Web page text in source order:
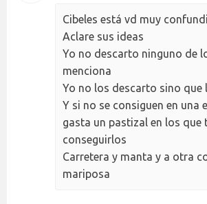
Cibeles está vd muy
Aclare sus ideas
Yo no descarto ninguno de
menciona
Yo no los descarto sino que
Y si no se consiguen en una
gasta un pastizal en los que
conseguirlos
Carretera y manta y a otra
mariposa